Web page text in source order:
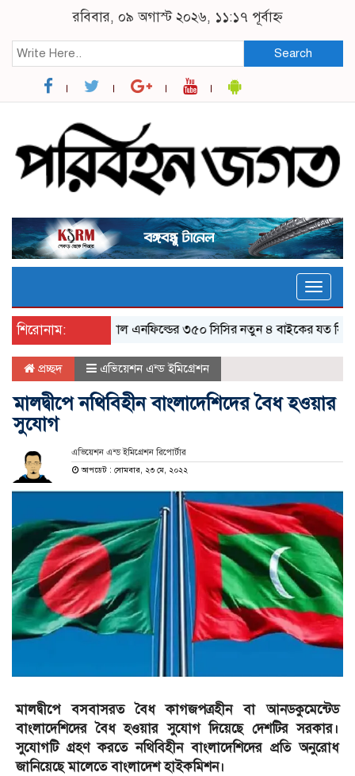
রবিবার, ০৯ অগাস্ট ২০২৬, ১১:১৭ পূর্বাহ্ন
Search
Toggle
শিরোনাম:
র‌য়্যাল এনফিল্ডের ৩৫০ সিসির নতুন ৪ বাইকের যত ফিচার
প্রচ্ছদ এভিয়েশন এন্ড ইমিগ্রেশন
মালদ্বীপে নথিবিহীন বাংলাদেশিদের বৈধ হওয়ার
সুযোগ
এভিয়েশন এন্ড ইমিগ্রেশন রিপোর্টার
আপডেট : সোমবার, ২৩ মে, ২০২২
মালদ্বীপে বসবাসরত বৈধ কাগজপত্রহীন বা আনডকুমেন্টেড
বাংলাদেশিদের বৈধ হওয়ার সুযোগ দিয়েছে দেশটির সরকার।
সুযোগটি গ্রহণ করতে নথিবিহীন বাংলাদেশিদের প্রতি অনুরোধ
জানিয়েছে মালেতে বাংলাদেশ হাইকমিশন।